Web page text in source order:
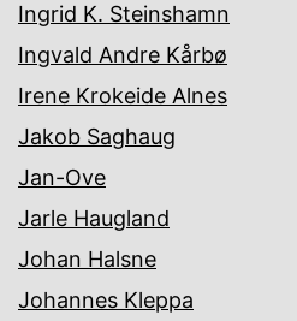
Ingrid K. Steinshamn
Ingvald Andre Kårbø
Irene Krokeide Alnes
Jakob Saghaug
Jan-Ove
Jarle Haugland
Johan Halsne
Johannes Kleppa